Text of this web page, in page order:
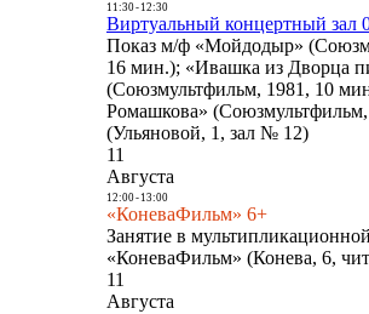
11:30- 12:30
Виртуальный концертный зал
Показ м/ф «Мойдодыр»
16 мин.); «Ивашка из Дворца
(Союзмультфильм, 1981, 10
Ромашкова»
(Ульяновой, 1, зал № 12)
11
Августа
12:00- 13:00
«КоневаФильм» 6+
Занятие в
«КоневаФильм» (Конева, 6,
11
Августа